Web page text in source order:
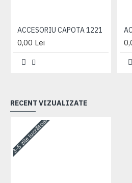
ACCESORIU CAPOTA 1221
0,00 Lei
RECENT VIZUALIZATE
3-5 zile lucrătoare